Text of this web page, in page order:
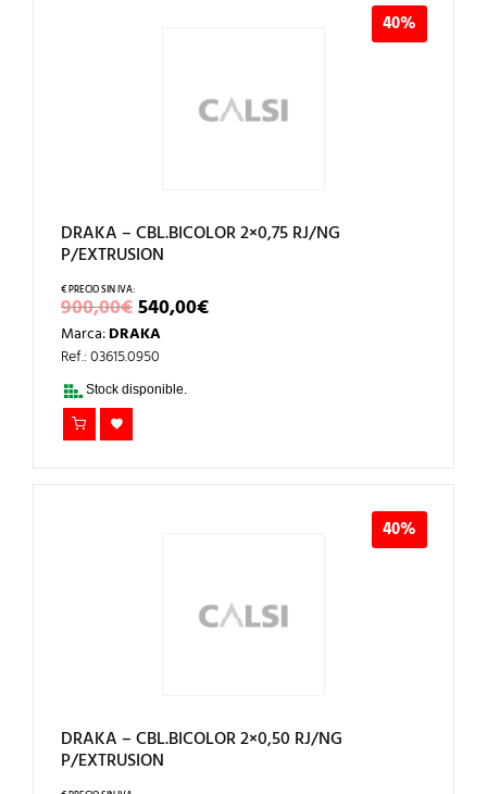
40%
DRAKA – CBL.BICOLOR 2×0,75 RJ/NG
P/EXTRUSION
900,00€EL
PRECIO
ORIGINAL
ERA:900,00€.
540,00€EL
PRECIO
Marca:DRAKA
Ref.: 03615.0950
Stock disponible.
40%
DRAKA – CBL.BICOLOR 2×0,50 RJ/NG
P/EXTRUSION